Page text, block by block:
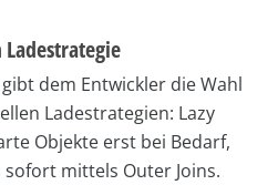
dem Entwickler die Wahl
Ladestrategien: Lazy
Objekte erst bei Bedarf,
mittels Outer Joins.